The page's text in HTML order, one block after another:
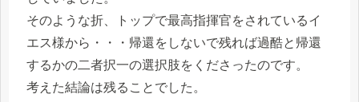
そのような折、トップで最高指揮官をされているイ
エス様から・・・帰還をしないで残れば過酷と帰還
するかの二者択一の選択肢をくださったのです。
考えた結論は残ることでした。